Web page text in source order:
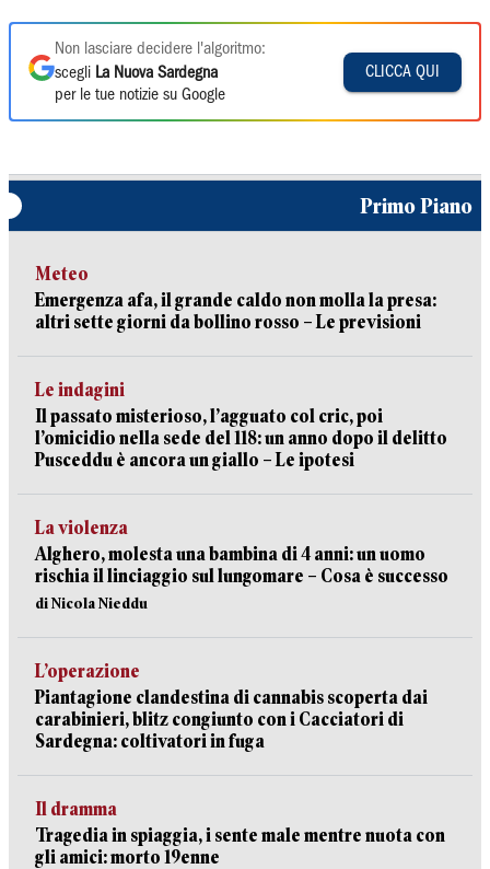
Non lasciare decidere l'algoritmo:
scegli La Nuova Sardegna
per le tue notizie su Google
CLICCA QUI
Primo Piano
Meteo
Emergenza afa, il grande caldo non molla la presa:
altri sette giorni da bollino rosso – Le previsioni
Le indagini
Il passato misterioso, l’agguato col cric, poi
l’omicidio nella sede del 118: un anno dopo il delitto
Pusceddu è ancora un giallo – Le ipotesi
La violenza
Alghero, molesta una bambina di 4 anni: un uomo
rischia il linciaggio sul lungomare – Cosa è successo
di Nicola Nieddu
L’operazione
Piantagione clandestina di cannabis scoperta dai
carabinieri, blitz congiunto con i Cacciatori di
Sardegna: coltivatori in fuga
Il dramma
Tragedia in spiaggia, i sente male mentre nuota con
gli amici: morto 19enne